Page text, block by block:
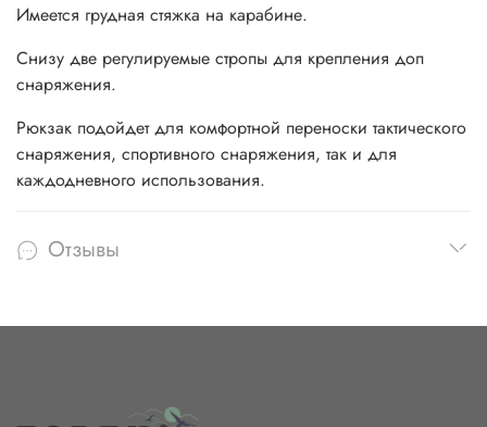
Имеется грудная стяжка на карабине.
Снизу две регулируемые стропы для крепления доп
снаряжения.
Рюкзак подойдет для комфортной переноски тактического
снаряжения, спортивного снаряжения, так и для
каждодневного использования.
Отзывы